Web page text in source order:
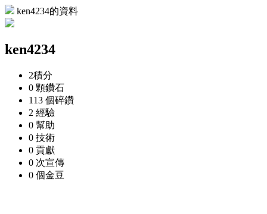
ken4234的資料
ken4234
2積分
0 顆鑽石
113 個碎鑽
2 經驗
0 幫助
0 技術
0 貢獻
0 次宣傳
0 個金豆